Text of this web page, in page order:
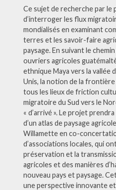
Ce sujet de recherche par
d’interroger les flux
mondialisés en examinant
terres et les savoir-faire
paysage. En suivant le
ouvriers agricoles
ethnique Maya vers la vallée
Unis, la notion de la
tous les lieux de friction
migratoire du Sud vers le
« d’arrivé ». Le projet
d’un atlas de paysage
Willamette en co-
d’associations locales, qui
préservation et la
agricoles et des manières
nouveau pays et paysage.
une perspective innovante